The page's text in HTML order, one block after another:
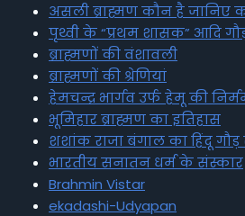
असली ब्राह्मण कौन है जानिए
पृथ्वी के “प्रथम शासक” आदि
ब्राह्मणों की वंशावली
ब्राह्मणों की श्रेणियां
हेमचन्द्र भार्गव उर्फ हेमू की
भूमिहार ब्राह्मण का इतिहास
शशांक राजा बंगाल का हिंदू गौड़
भारतीय सनातन धर्म के संस्कार
Brahmin Vistar
ekadashi-Udyapan